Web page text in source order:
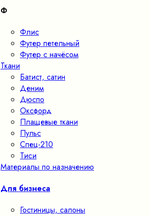
Ф
Флис
Футер петельный
Футер с начёсом
Ткани
Батист, сатин
Деним
Дюспо
Оксфорд
Плащевые ткани
Пульс
Спец-210
Тиси
Материалы по назначению
Для бизнеса
Гостиницы, салоны